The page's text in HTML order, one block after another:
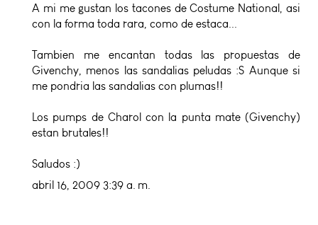
A mi me gustan los tacones de Costume National, asi
con la forma toda rara, como de estaca...
Tambien me encantan todas las propuestas de
Givenchy, menos las sandalias peludas :S Aunque si
me pondria las sandalias con plumas!!
Los pumps de Charol con la punta mate (Givenchy)
estan brutales!!
Saludos :)
abril 16, 2009 3:39 a. m.